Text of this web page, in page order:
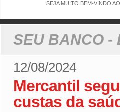
SEJA MUITO BEM-VINDO
SEU BANCO -
12/08/2024
Mercantil
custas da